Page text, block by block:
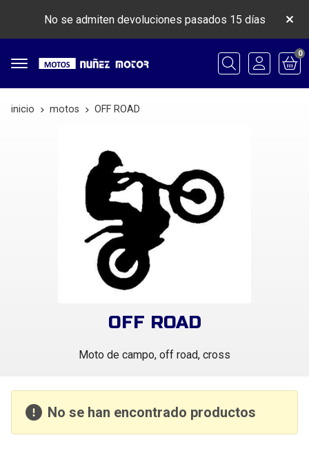
No se admiten devoluciones pasados 15 días
Buscar
0
inicio motos OFF ROAD
OFF ROAD
Moto de campo, off road, cross
No se han encontrado productos